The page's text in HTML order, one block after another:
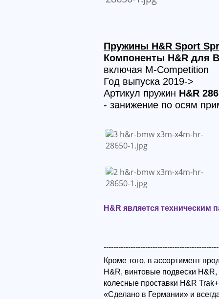
Пружины H&R Sport
Компоненты H&R для
включая M-Competition
Год выпуска 2019->
Артикул пружин H&R
- занижение по осям
H&R является техническим
Кроме того, в ассортимент
H&R, винтовые подвески
колесные проставки H&R
«Сделано в Германии» и